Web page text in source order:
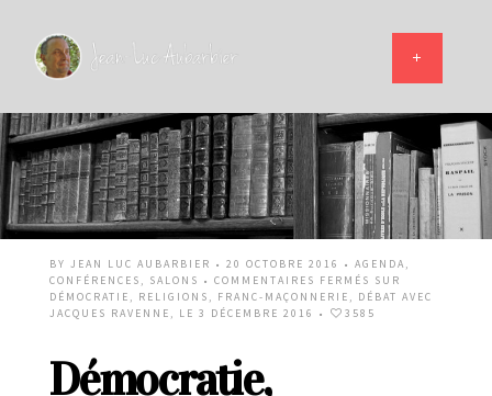
BY JEAN LUC AUBARBIER • 20 OCTOBRE 2016 • AGENDA,
CONFÉRENCES , SALONS • COMMENTAIRES FERMÉS SUR
DÉMOCRATIE, RELIGIONS, FRANC-MAÇONNERIE, DÉBAT AVEC
JACQUES RAVENNE, LE 3 DÉCEMBRE 2016
• 3585
Démocratie,